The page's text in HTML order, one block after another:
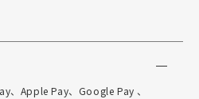
、Apple Pay、Google Pay 、